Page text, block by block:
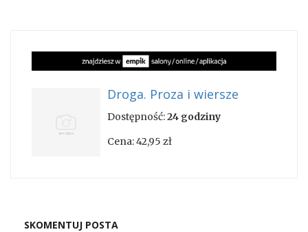
Droga. Proza i wiersze
Dostępność:24 godziny
Cena:42,95 zł
SKOMENTUJ POSTA